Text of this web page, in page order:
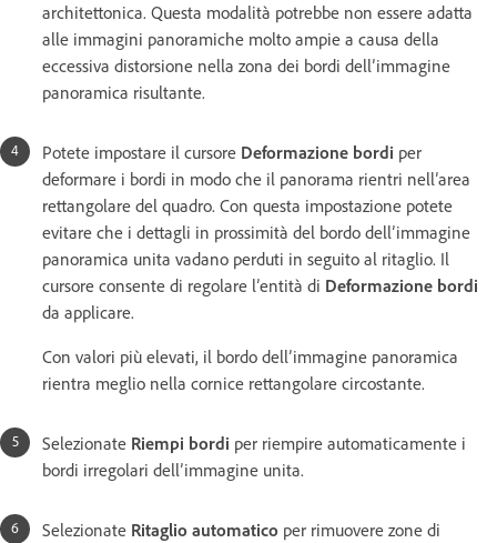
architettonica. Questa modalità potrebbe non essere adatta
alle immagini panoramiche molto ampie a causa della
eccessiva distorsione nella zona dei bordi dell’immagine
panoramica risultante.
Potete impostare il cursore Deformazione bordi per
deformare i bordi in modo che il panorama rientri nell’area
rettangolare del quadro. Con questa impostazione potete
evitare che i dettagli in prossimità del bordo dell’immagine
panoramica unita vadano perduti in seguito al ritaglio. Il
cursore consente di regolare l’entità di Deformazione bordi
da applicare.
Con valori più elevati, il bordo dell’immagine panoramica
rientra meglio nella cornice rettangolare circostante.
Selezionate Riempi bordi per riempire automaticamente i
bordi irregolari dell’immagine unita.
Selezionate Ritaglio automatico per rimuovere zone di